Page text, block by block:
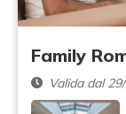
Family
Valida dal